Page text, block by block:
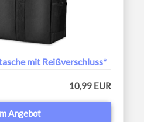
mit Reißverschluss*
10,99 EUR
Angebot